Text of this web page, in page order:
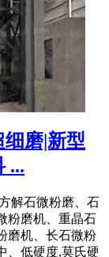
磨|新型
...
解石微粉磨、石
粉磨机、重晶石
磨机、长石微粉
、低硬度,莫氏硬